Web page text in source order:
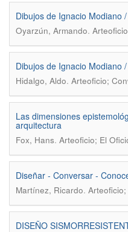
Dibujos de Ignacio Modiano
Oyarzún, Armando.
Dibujos de Ignacio Modiano
Hidalgo, Aldo. Arteoficio;
Las dimensiones
arquitectura
Fox, Hans. Arteoficio; El
Diseñar - Conversar -
Martínez, Ricardo.
DISEÑO